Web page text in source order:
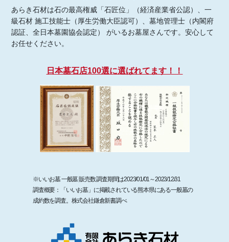
あらき石材は石の最高権威「石匠位」（経済産業省公認）、一
級石材 施工技能士（厚生労働大臣認可）、墓地管理士（内閣府
認証、全日本墓園協会認定） がいるお墓屋さんです。安心して
お任せください。
日本墓石店100選に選ばれてます！！
※いいお墓 一般墓 販売数 調査期間は2023/01/01～2023/12/31
調査概要：「いいお墓」に掲載されている熊本県にある一般墓の
成約数を調査。株式会社鎌倉新書調べ